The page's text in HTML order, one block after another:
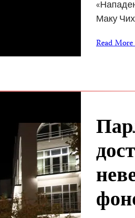
Маку
Read More